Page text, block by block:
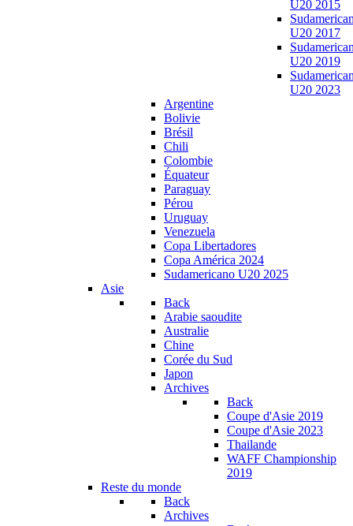
U20 2015
U20 2017
U20 2019
U20 2023
Argentine
Bolivie
Brésil
Chili
Colombie
Équateur
Paraguay
Pérou
Uruguay
Venezuela
Copa Libertadores
Copa América 2024
Sudamericano U20 2025
Asie
Back
Arabie saoudite
Australie
Chine
Corée du Sud
Japon
Archives
Back
Coupe d'Asie 2019
Coupe d'Asie 2023
Thailande
WAFF Championship
2019
Reste du monde
Back
Archives